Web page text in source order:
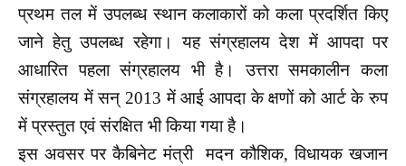
प्रथम तल में उपलब्ध स्थान कलाकारों को कला प्रदर्शित किए
जाने हेतु उपलब्ध रहेगा। यह संग्रहालय देश में आपदा पर
आधारित पहला संग्रहालय भी है। उत्तरा समकालीन कला
संग्रहालय में सन् 2013 में आई आपदा के क्षणों को आर्ट के रुप
में प्रस्तुत एवं संरक्षित भी किया गया है।
इस अवसर पर कैबिनेट मंत्री मदन कौशिक, विधायक खजान